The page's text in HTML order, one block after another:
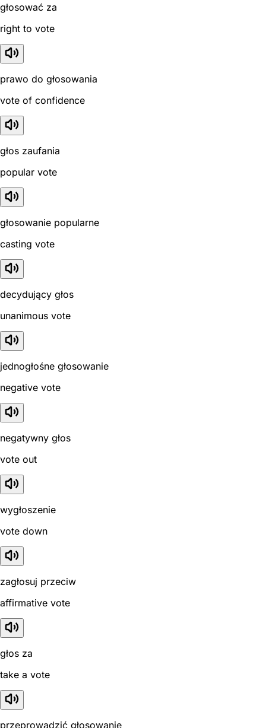
głosować za
right to vote
prawo do głosowania
vote of confidence
głos zaufania
popular vote
głosowanie popularne
casting vote
decydujący głos
unanimous vote
jednogłośne głosowanie
negative vote
negatywny głos
vote out
wygłoszenie
vote down
zagłosuj przeciw
affirmative vote
głos za
take a vote
przeprowadzić głosowanie